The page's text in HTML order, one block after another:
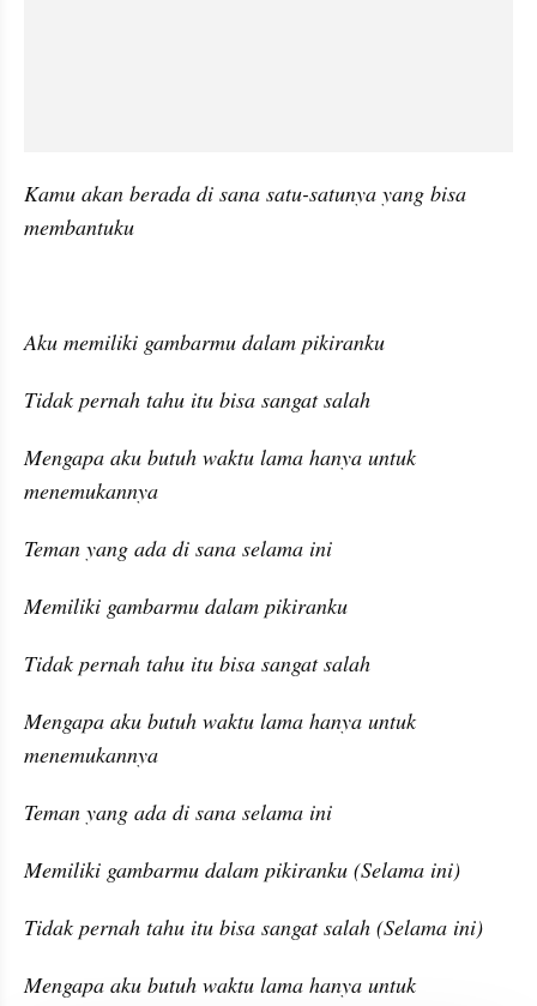
Kamu akan berada di sana satu-satunya yang bisa
membantuku
Aku memiliki gambarmu dalam pikiranku
Tidak pernah tahu itu bisa sangat salah
Mengapa aku butuh waktu lama hanya untuk
menemukannya
Teman yang ada di sana selama ini
Memiliki gambarmu dalam pikiranku
Tidak pernah tahu itu bisa sangat salah
Mengapa aku butuh waktu lama hanya untuk
menemukannya
Teman yang ada di sana selama ini
Memiliki gambarmu dalam pikiranku (Selama ini)
Tidak pernah tahu itu bisa sangat salah (Selama ini)
Mengapa aku butuh waktu lama hanya untuk